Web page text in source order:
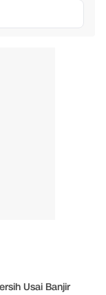
Usai Banjir